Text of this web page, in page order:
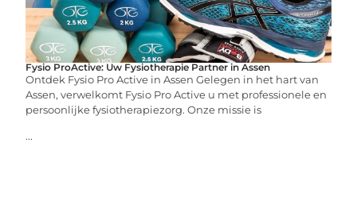
Fysio ProActive: Uw Fysiotherapie Partner in Assen
Ontdek Fysio Pro Active in Assen Gelegen in het hart van
Assen, verwelkomt Fysio Pro Active u met professionele en
persoonlijke fysiotherapiezorg. Onze missie is
...